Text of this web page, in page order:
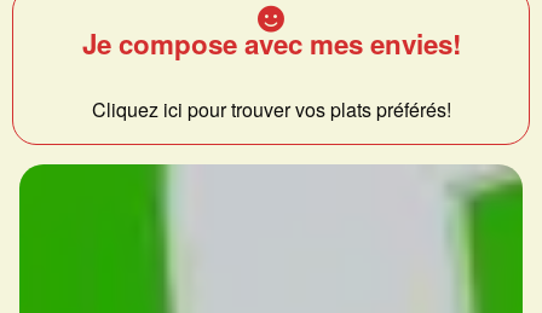
Je compose avec mes envies!
Cliquez ici pour trouver vos plats préférés!